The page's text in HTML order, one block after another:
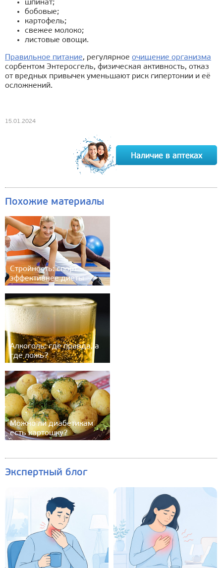
шпинат;
бобовые;
картофель;
свежее молоко;
листовые овощи.
Правильное питание, регулярное очищение организма
сорбентом Энтеросгель, физическая активность, отказ
от вредных привычек уменьшают риск гипертонии и её
осложнений.
15.01.2024
Похожие материалы
Стройность: спорт
эффективнее диеты
Алкоголь: где правда, а
где ложь?
Можно ли диабетикам
есть картошку?
Экспертный блог